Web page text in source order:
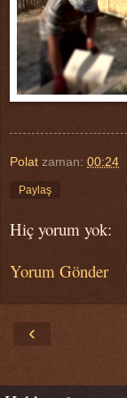
Polat zaman: 00:24
Paylaş
Hiç yorum yok:
Yorum Gönder
‹